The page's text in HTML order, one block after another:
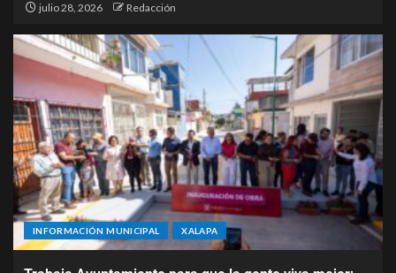
julio 28, 2026 Redacción
INFORMACIÓN MUNICIPAL XALAPA